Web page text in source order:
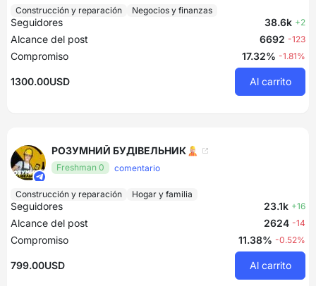
Construcción y reparación Negocios y finanzas
Seguidores 38.6k +2
Alcance del post 6692 -123
Compromiso 17.32% -1.81%
1300.00USD Al carrito
РОЗУМНИЙ БУДІВЕЛЬНИК👷🏻
Freshman 0 comentario
Construcción y reparación Hogar y familia
Seguidores 23.1k +16
Alcance del post 2624 -14
Compromiso 11.38% -0.52%
799.00USD Al carrito